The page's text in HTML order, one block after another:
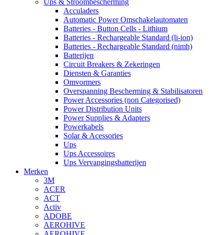
Acculaders
Automatic Power Omschakelautomaten
Batteries - Button Cells - Lithium
Batteries - Rechargeable Standard (li-ion)
Batteries - Rechargeable Standard (nimh)
Batterijen
Circuit Breakers & Zekeringen
Diensten & Garanties
Omvormers
Overspanning Bescherming & Stabilisatoren
Power Accessories (non Categorised)
Power Distribution Units
Power Supplies & Adapters
Powerkabels
Solar & Acessories
Ups
Ups Accessoires
Ups Vervangingsbatterijen
Merken
3M
ACER
ACT
Activ
ADOBE
AEROHIVE